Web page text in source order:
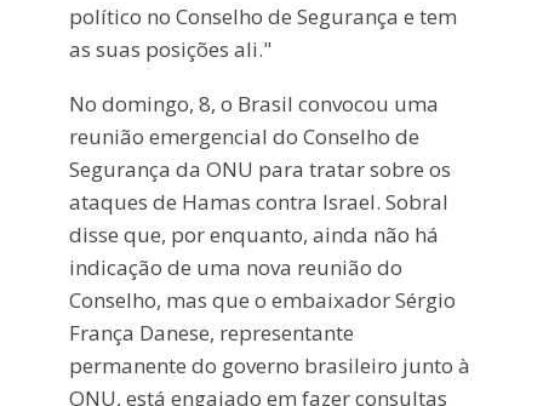
político no Conselho de Segurança e tem
as suas posições ali."
No domingo, 8, o Brasil convocou uma
reunião emergencial do Conselho de
Segurança da ONU para tratar sobre os
ataques de Hamas contra Israel. Sobral
disse que, por enquanto, ainda não há
indicação de uma nova reunião do
Conselho, mas que o embaixador Sérgio
França Danese, representante
permanente do governo brasileiro junto à
ONU, está engajado em fazer consultas